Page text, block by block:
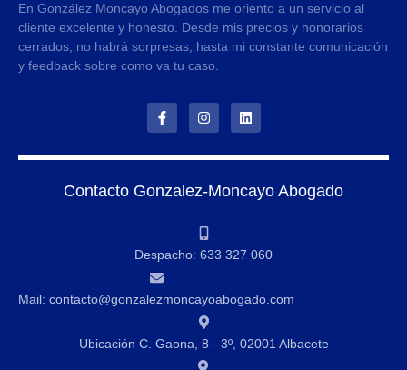
En González Moncayo Abogados me oriento a un servicio al
cliente excelente y honesto. Desde mis precios y honorarios
cerrados, no habrá sorpresas, hasta mi constante comunicación
y feedback sobre como va tu caso.
Contacto Gonzalez-Moncayo Abogado
Despacho: 633 327 060
Mail: contacto@gonzalezmoncayoabogado.com
Ubicación C. Gaona, 8 - 3º, 02001 Albacete